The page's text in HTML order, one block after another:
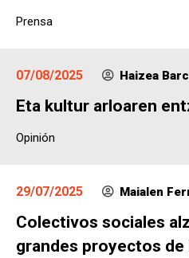
Prensa
07/08/2025 Haizea
Eta kultur arloaren
Opinión
29/07/2025 Maialen
Colectivos sociales
grandes proyectos de